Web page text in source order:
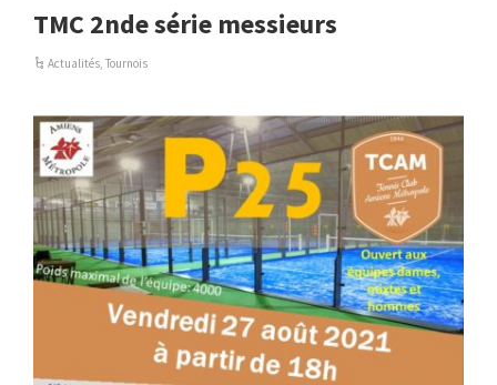
TMC 2nde série messieurs
Actualités ,Tournois